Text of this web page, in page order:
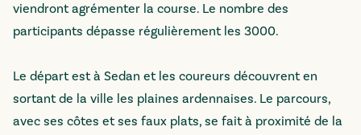
viendront agrémenter la course. Le nombre des
participants dépasse régulièrement les 3000.
Le départ est à Sedan et les coureurs découvrent en
sortant de la ville les plaines ardennaises. Le parcours,
avec ses côtes et ses faux plats, se fait à proximité de la